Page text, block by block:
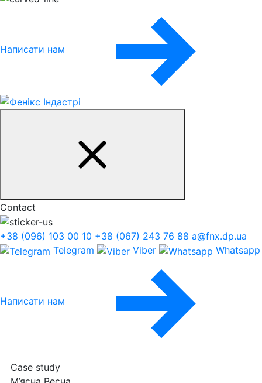
Написати нам
Contact
+38 (096) 103 00 10 +38 (067) 243 76 88 a@fnx.dp.ua
Telegram
Viber Whatsapp
Написати нам
Case study